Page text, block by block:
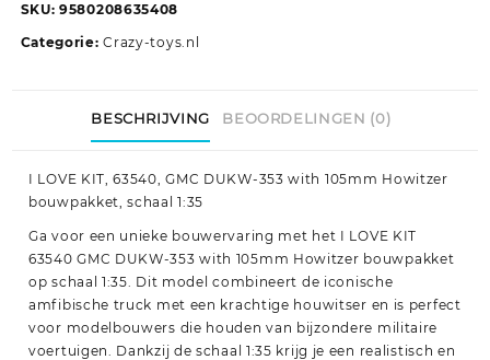
SKU: 9580208635408
Categorie:Crazy-toys.nl
BESCHRIJVING BEOORDELINGEN (0)
I LOVE KIT, 63540, GMC DUKW-353 with 105mm Howitzer
bouwpakket, schaal 1:35
Ga voor een unieke bouwervaring met het I LOVE KIT
63540 GMC DUKW-353 with 105mm Howitzer bouwpakket
op schaal 1:35. Dit model combineert de iconische
amfibische truck met een krachtige houwitser en is perfect
voor modelbouwers die houden van bijzondere militaire
voertuigen. Dankzij de schaal 1:35 krijg je een realistisch en